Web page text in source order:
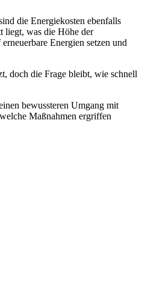
die Energiekosten ebenfalls
liegt, was die Höhe der
Energien setzen und
doch die Frage bleibt, wie schnell
bewussteren Umgang mit
Maßnahmen ergriffen